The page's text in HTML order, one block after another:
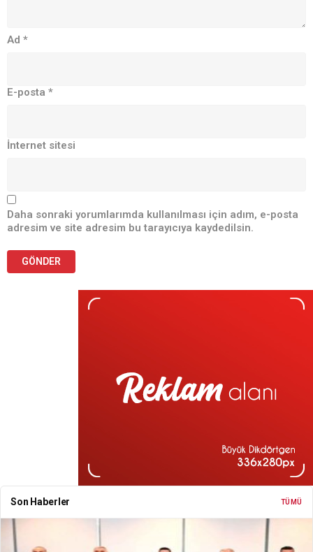
Ad *
E-posta *
İnternet sitesi
Daha sonraki yorumlarımda kullanılması için adım, e-posta
adresim ve site adresim bu tarayıcıya kaydedilsin.
Son Haberler TÜMÜ